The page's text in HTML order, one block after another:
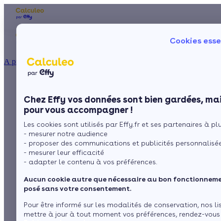
Cookies
Chez Effy vos données sont bien gardées,
pour vous accompagner !
Les cookies sont utilisés par Effy.fr et ses partenaires à
- mesurer notre audience
- proposer des communications et publicités
- mesurer leur efficacité
- adapter le contenu à vos préférences.
Aucun cookie autre que nécessaire au bon
posé sans votre consentement.
Pour être informé sur les modalités de conservation, nos
mettre à jour à tout moment vos préférences, rendez-
À propos
Ma Prime Rénov'
Le chèque énergie
La TVA réduite
L'éco-prêt à taux zéro
Trouver mes aides
Nos conseils
Sol
Fenêtres
Quelle prime énergie
pour un poêle à bois
?
Sommaire
Installez votre poêle à bois grâce à la prime énergie